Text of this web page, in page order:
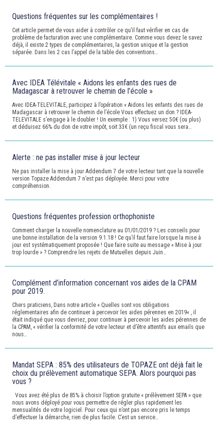
Questions fréquentes sur les complémentaires !
Cet article permet de vous aider à contrôler ce qu’il faut vérifier en cas de
problème de facturation avec une complémentaire. Comme vous devez le savez
déjà, il existe 2 types de complémentaires, la gestion unique et la gestion
séparée. Dans les 2 cas l’appel de la table des conventions…
Avec IDEA Télévitale « Aidons les enfants des rues de
Madagascar à retrouver le chemin de l’école »
Avec IDEA-TELEVITALE, participez à l’opération « Aidons les enfants des rues de
Madagascar à retrouver le chemin de l’école Vous effectuez un don ? IDEA-
TELEVITALE s’engage à le doubler ! Un exemple : 1) Vous versez 50€ (ou plus)
et déduisez 66% du don de votre impôt, soit 33€ (un reçu fiscal vous sera…
Alerte : ne pas installer mise à jour lecteur
Ne pas installer la mise à jour Addendum 7 de votre lecteur tant que la nouvelle
version Topaze Addendum 7 n’est pas déployée. Merci pour votre
compréhension.
Questions fréquentes profession orthophoniste
Comment charger la nouvelle nomenclature au 01/01/2019 ? Les conseils pour
une bonne installation de la version 9.1.18 ! Ce qu’il faut faire lorsque la mise à
jour est systématiquement proposée ! Que faire suite au message « Mise à jour
trop lourde » ? Comprendre les rejets de Mutuelles depuis Juin…
Complément d’information concernant vos aides de la CPAM
pour 2019.
Chers praticiens, Dans notre article « Quelles sont vos obligations
réglementaires afin de continuer à percevoir les aides pérennes en 2019« , il
était indiqué que vous devriez, pour continuer à percevoir les aides pérennes de
la CPAM, « vérifier la conformité de votre lecteur et d’être attentifs aux emails que
nous…
Mandat SEPA : 85% des utilisateurs de TOPAZE ont déjà fait le
choix du prélèvement automatique SEPA. Alors pourquoi pas
vous ?
Vous avez été plus de 85% à choisir l’option gratuite « prélèvement SEPA » que
nous avons déployé pour vous permettre de régler plus rapidement les
mensualités de votre logiciel. Pour ceux qui n’ont pas encore pris le temps
d’effectuer la démarche, rien de plus facile. C’est un service…